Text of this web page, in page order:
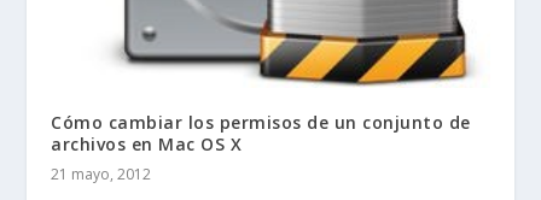
Cómo cambiar los permisos de un conjunto de
archivos en Mac OS X
21 mayo, 2012